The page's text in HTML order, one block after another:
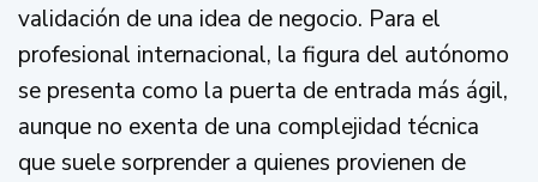
validación de una idea de negocio. Para el
profesional internacional, la figura del autónomo
se presenta como la puerta de entrada más ágil,
aunque no exenta de una complejidad técnica
que suele sorprender a quienes provienen de